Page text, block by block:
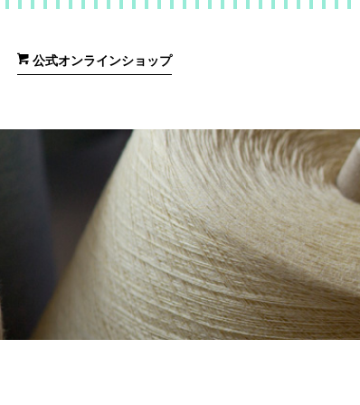
公式オンラインショップ